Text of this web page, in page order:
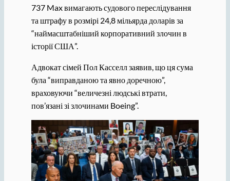
737 Max вимагають судового переслідування
та штрафу в розмірі 24,8 мільярда доларів за
“наймасштабніший корпоративний злочин в
історії США”.
Адвокат сімей Пол Касселл заявив, що ця сума
була “виправданою та явно доречною”,
враховуючи “величезні людські втрати,
пов’язані зі злочинами Boeing”.